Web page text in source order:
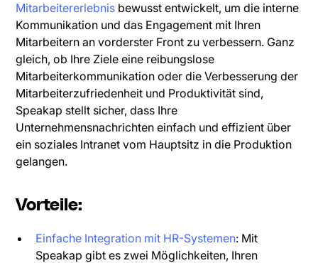
Mitarbeitererlebnis bewusst entwickelt, um die interne
Kommunikation und das Engagement mit Ihren
Mitarbeitern an vorderster Front zu verbessern. Ganz
gleich, ob Ihre Ziele eine reibungslose
Mitarbeiterkommunikation oder die Verbesserung der
Mitarbeiterzufriedenheit und Produktivität sind,
Speakap stellt sicher, dass Ihre
Unternehmensnachrichten einfach und effizient über
ein soziales Intranet vom Hauptsitz in die Produktion
gelangen.
Vorteile:
Einfache Integration mit HR-Systemen: Mit
Speakap gibt es zwei Möglichkeiten, Ihren